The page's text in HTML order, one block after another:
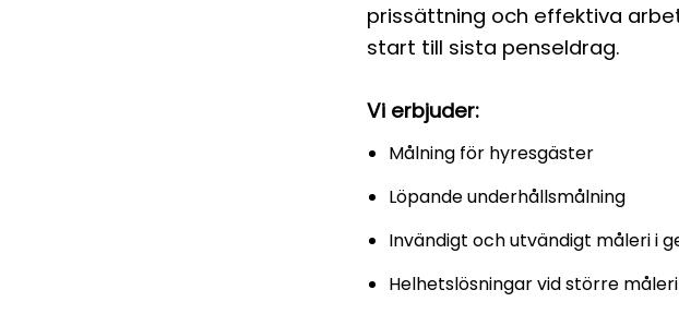
prissättning och effektiva
start till sista penseldrag.
Vi erbjuder:
Målning för hyresgäster
Löpande underhållsmålning
Invändigt och utvändigt måleri i
Helhetslösningar vid större